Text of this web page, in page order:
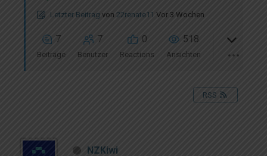
Letzter Beitrag von 22renate11 Vor 3 Wochen
7
Beiträge
7
Benutzer
0
Reactions
518
Ansichten
RSS
NZKiwi